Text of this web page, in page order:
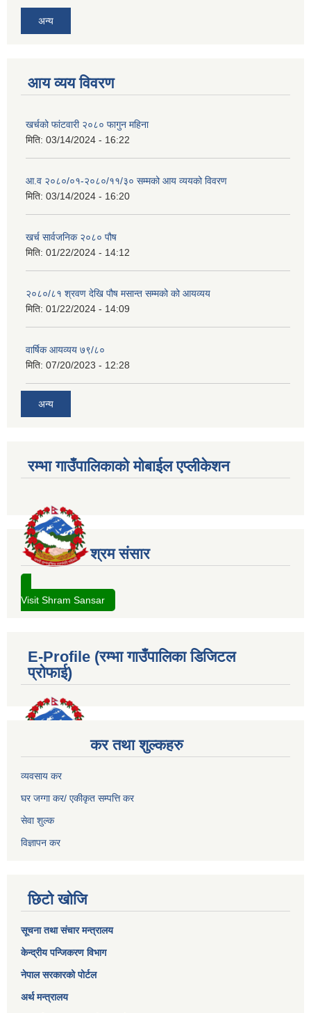
अन्य
आय व्यय विवरण
खर्चको फांटवारी २०८० फागुन महिना
मिति: 03/14/2024 - 16:22
आ.व २०८०/०१-२०८०/११/३० सम्मको आय व्ययको विवरण
मिति: 03/14/2024 - 16:20
खर्च सार्वजनिक २०८० पौष
मिति: 01/22/2024 - 14:12
२०८०/८१ श्रवण देखि पौष मसान्त सम्मको को आयव्यय
मिति: 01/22/2024 - 14:09
वार्षिक आयव्यय ७९/८०
मिति: 07/20/2023 - 12:28
अन्य
रम्भा गाउँपालिकाको मोबाईल एप्लीकेशन
श्रम संसार
Visit Shram Sansar
E-Profile (रम्भा गाउँपालिका डिजिटल
प्रोफाई)
कर तथा शुल्कहरु
व्यवसाय कर
घर जग्गा कर/ एकीकृत सम्पत्ति कर
सेवा शुल्क
विज्ञापन कर
छिटो खोजि
सूचना तथा संचार मन्त्रालय
केन्द्रीय पन्जिकरण विभाग
नेपाल सरकारको पोर्टल
अर्थ मन्त्रालय